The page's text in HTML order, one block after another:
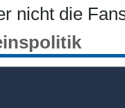
nicht die